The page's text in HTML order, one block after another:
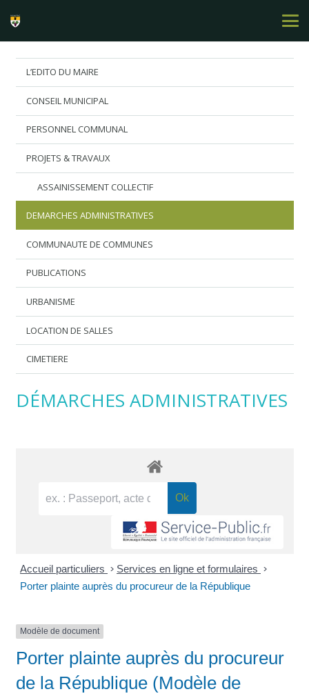
L’EDITO DU MAIRE
CONSEIL MUNICIPAL
PERSONNEL COMMUNAL
PROJETS & TRAVAUX
ASSAINISSEMENT COLLECTIF
DEMARCHES ADMINISTRATIVES
COMMUNAUTE DE COMMUNES
PUBLICATIONS
URBANISME
LOCATION DE SALLES
CIMETIERE
DÉMARCHES ADMINISTRATIVES
Accueil particuliers > Services en ligne et formulaires >
Porter plainte auprès du procureur de la République
Modèle de document
Porter plainte auprès du procureur
de la République (Modèle de